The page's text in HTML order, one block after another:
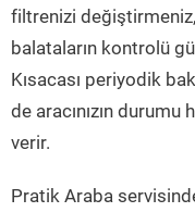
filtrenizi değiştirmeniz,
balataların kontrolü
Kısacası periyodik
de aracınızın
verir.
Pratik Araba